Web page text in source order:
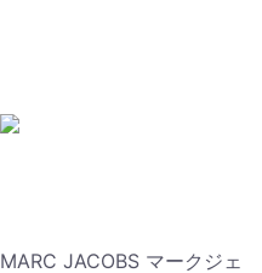
MARC JACOBS マークジェ